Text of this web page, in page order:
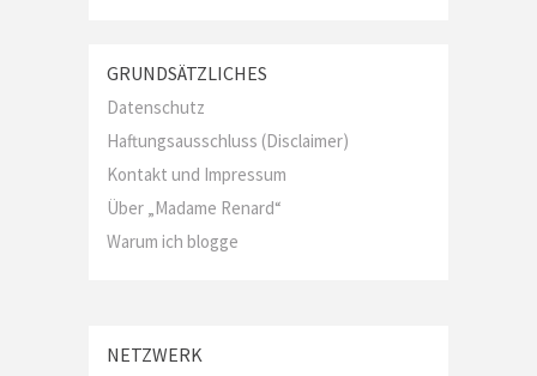
GRUNDSÄTZLICHES
Datenschutz
Haftungsausschluss (Disclaimer)
Kontakt und Impressum
Über „Madame Renard“
Warum ich blogge
NETZWERK